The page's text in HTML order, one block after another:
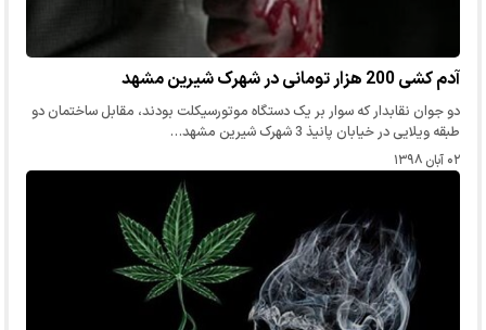
آدم کشی 200 هزار تومانی در شهرک شیرین مشهد
دو جوان نقابدار که سوار بر یک دستگاه موتورسیکلت بودند، مقابل ساختمان دو
طبقه ویلایی در خیابان پانیذ 3 شهرک شیرین مشهد…
۰۲ آبان ۱۳۹۸